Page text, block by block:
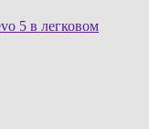
5 в легковом